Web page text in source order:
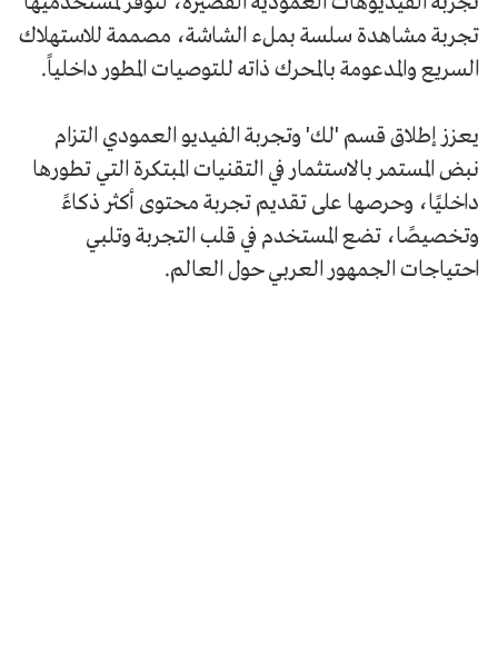
تجربة مشاهدة سلسة بملء الشاشة، مصممة للاستهلاك
السريع والمدعومة بالمحرك ذاته للتوصيات المطور داخلياً.
يعزز إطلاق قسم 'لك' وتجربة الفيديو العمودي التزام
نبض المستمر بالاستثمار في التقنيات المبتكرة التي تطورها
داخليًا، وحرصها على تقديم تجربة محتوى أكثر ذكاءً
وتخصيصًا، تضع المستخدم في قلب التجربة وتلبي
احتياجات الجمهور العربي حول العالم.